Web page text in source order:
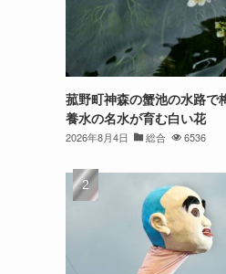
菰野町神森の蟹池の水路
養水の名水が育む白い花
2026年8月4日 総合 6536